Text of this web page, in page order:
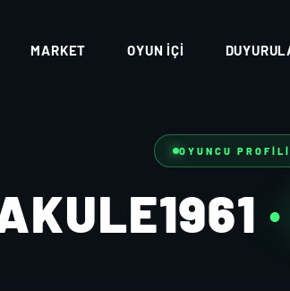
MARKET OYUN İÇI
OYUNCU PROFILI